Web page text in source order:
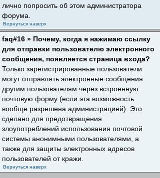
лично попросить об этом администратора
форума.
Вернуться наверх
faq#16 » Почему, когда я нажимаю ссылку
для отправки пользователю электронного
сообщения, появляется страница входа?
Только зарегистрированные пользователи
могут отправлять электронные сообщения
другим пользователям через встроенную
почтовую форму (если эта возможность
вообще разрешена администрацией). Это
сделано для предотвращения
злоупотреблений использования почтовой
системы анонимными пользователями, а
также для защиты электронных адресов
пользователей от кражи.
Вернуться наверх